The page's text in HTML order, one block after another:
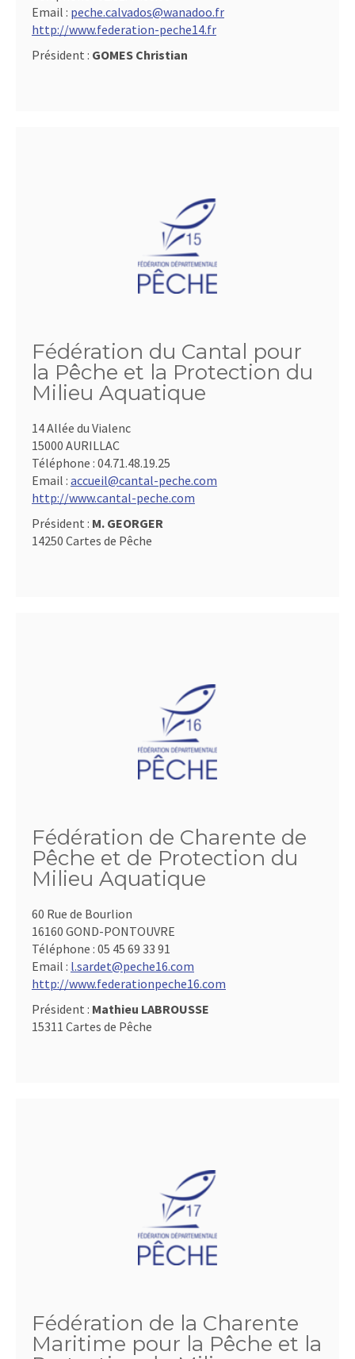
Email : peche.calvados@wanadoo.fr
http://www.federation-peche14.fr
Président : GOMES Christian
Fédération du Cantal pour
la Pêche et la Protection du
Milieu Aquatique
14 Allée du Vialenc
15000 AURILLAC
Téléphone : 04.71.48.19.25
Email : accueil@cantal-peche.com
http://www.cantal-peche.com
Président : M. GEORGER
14250 Cartes de Pêche
Fédération de Charente de
Pêche et de Protection du
Milieu Aquatique
60 Rue de Bourlion
16160 GOND-PONTOUVRE
Téléphone : 05 45 69 33 91
Email : l.sardet@peche16.com
http://www.federationpeche16.com
Président : Mathieu LABROUSSE
15311 Cartes de Pêche
Fédération de la Charente
Maritime pour la Pêche et la